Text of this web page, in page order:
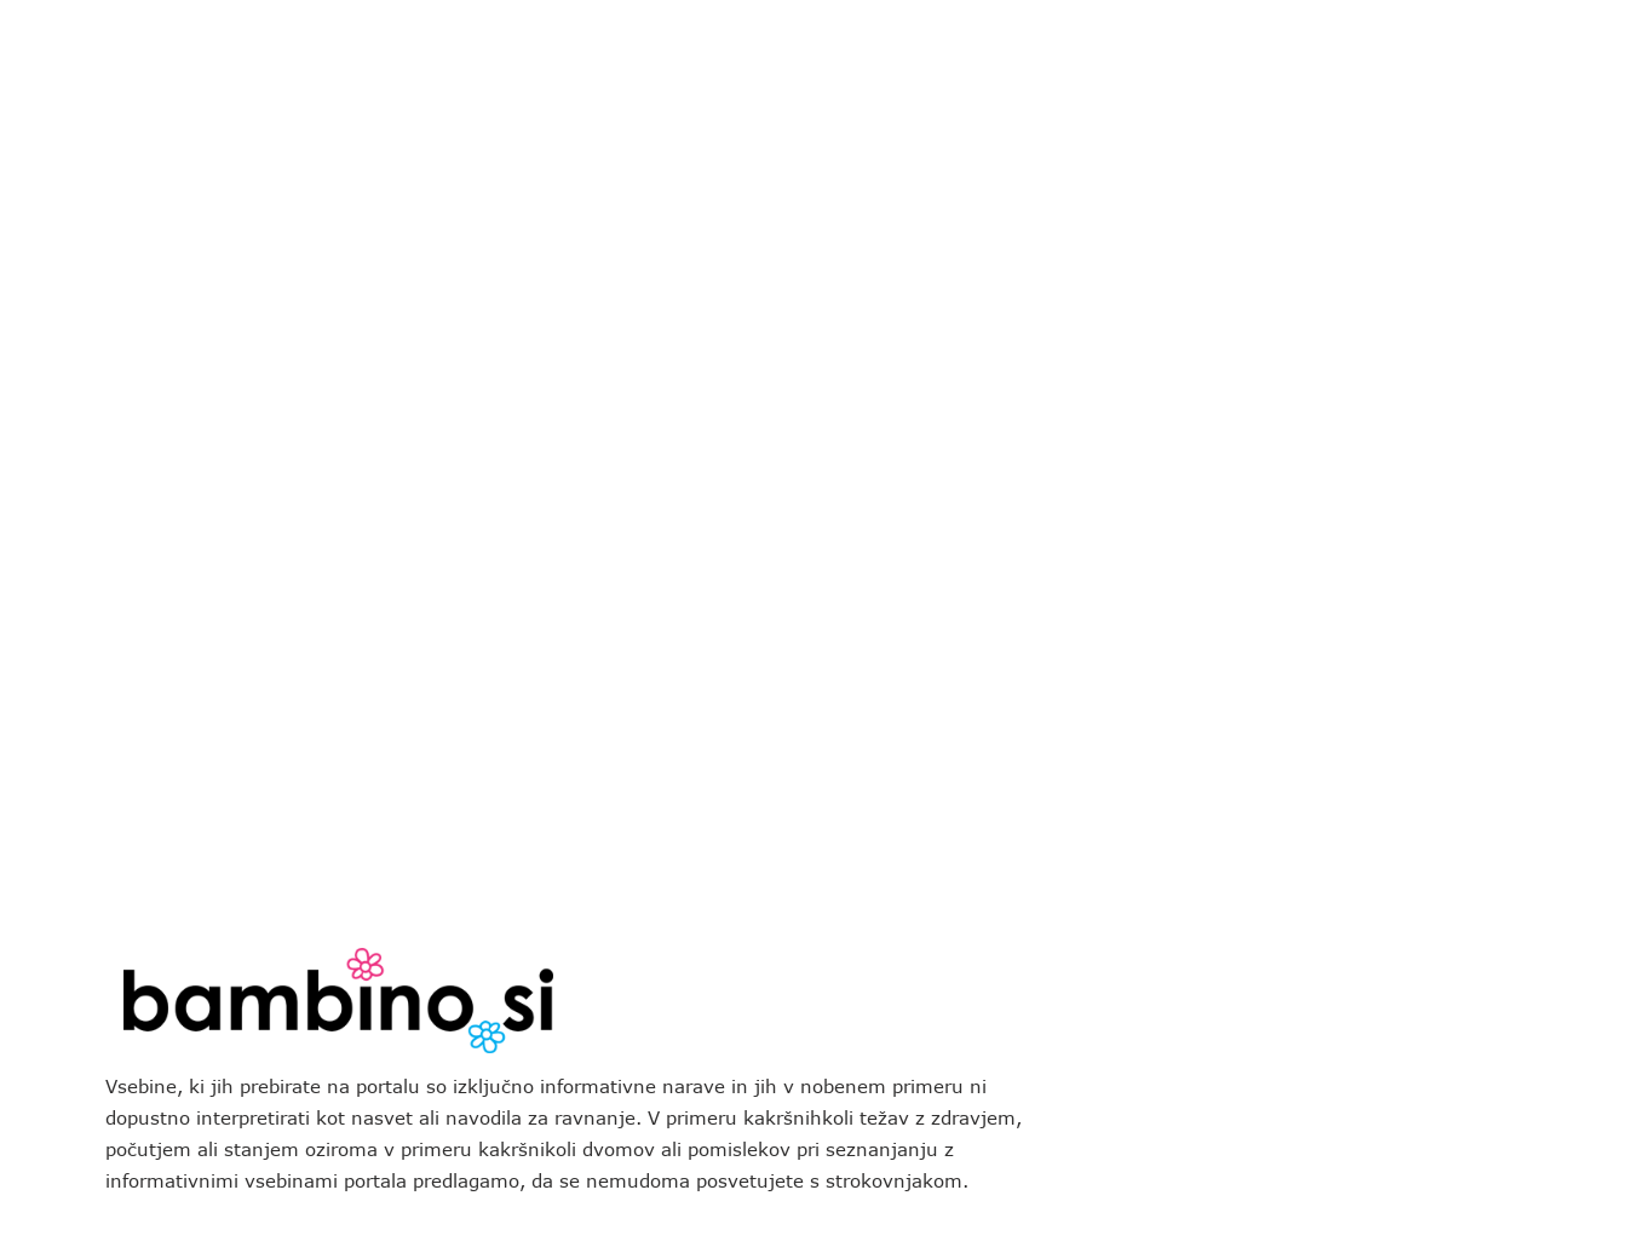
Vsebine, ki jih prebirate na portalu so izključno informativne narave in jih v nobenem primeru ni
dopustno interpretirati kot nasvet ali navodila za ravnanje. V primeru kakršnihkoli težav z zdravjem,
počutjem ali stanjem oziroma v primeru kakršnikoli dvomov ali pomislekov pri seznanjanju z
informativnimi vsebinami portala predlagamo, da se nemudoma posvetujete s strokovnjakom.